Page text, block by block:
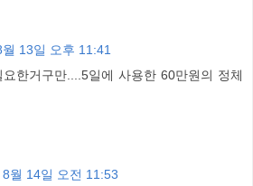
13일 오후 11:41
한거구만....5일에 사용한 60만원의 정체
월 14일 오전 11:53